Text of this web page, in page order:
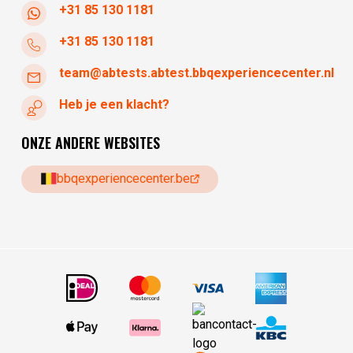
+31 85 130 1181
+31 85 130 1181
team@abtests.abtest.bbqexperiencecenter.nl
Heb je een klacht?
ONZE ANDERE WEBSITES
bbqexperiencecenter.be